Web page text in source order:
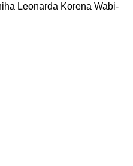
Leonarda Korena Wabi-